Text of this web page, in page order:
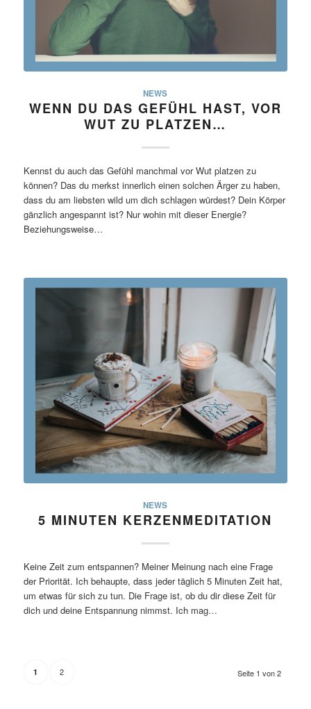
NEWS
WENN DU DAS GEFÜHL HAST, VOR
WUT ZU PLATZEN…
Kennst du auch das Gefühl manchmal vor Wut platzen zu
können? Das du merkst innerlich einen solchen Ärger zu haben,
dass du am liebsten wild um dich schlagen würdest? Dein Körper
gänzlich angespannt ist? Nur wohin mit dieser Energie?
Beziehungsweise…
NEWS
5 MINUTEN KERZENMEDITATION
Keine Zeit zum entspannen? Meiner Meinung nach eine Frage
der Priorität. Ich behaupte, dass jeder täglich 5 Minuten Zeit hat,
um etwas für sich zu tun. Die Frage ist, ob du dir diese Zeit für
dich und deine Entspannung nimmst. Ich mag…
Seite 1 von 2
1 2